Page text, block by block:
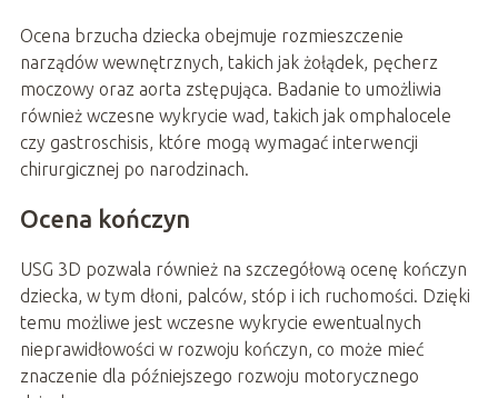
Ocena brzucha dziecka obejmuje rozmieszczenie
narządów wewnętrznych, takich jak żołądek, pęcherz
moczowy oraz aorta zstępująca. Badanie to umożliwia
również wczesne wykrycie wad, takich jak omphalocele
czy gastroschisis, które mogą wymagać interwencji
chirurgicznej po narodzinach.
Ocena kończyn
USG 3D pozwala również na szczegółową ocenę kończyn
dziecka, w tym dłoni, palców, stóp i ich ruchomości. Dzięki
temu możliwe jest wczesne wykrycie ewentualnych
nieprawidłowości w rozwoju kończyn, co może mieć
znaczenie dla późniejszego rozwoju motorycznego